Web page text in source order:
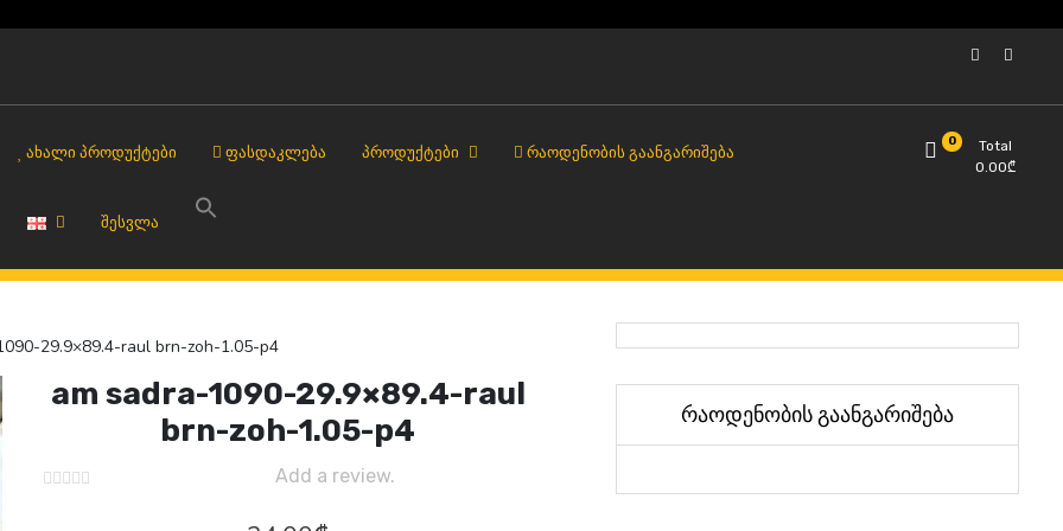
ᲐᲮᲐᲚᲘ ᲞᲠᲝᲓᲣᲥᲢᲔᲑᲘ ᲤᲐᲡᲓᲐᲙᲚᲔᲑᲐ ᲞᲠᲝᲓᲣᲥᲢᲔᲑᲘ ᲠᲐᲝᲓᲔᲜᲝᲑᲘᲡ ᲒᲐᲐᲜᲒᲐᲠᲘᲨᲔᲑᲐ
ᲨᲔᲡᲕᲚᲐ
0
Total
0.00₾
29.9×89.4-raul brn-zoh-1.05-p4
am sadra-1090-29.9×89.4-raul
brn-zoh-1.05-p4
Add a review.
რაოდენობის გაანგარიშება